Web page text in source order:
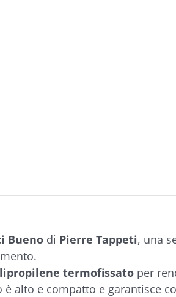
Buenodi Pierre Tappeti, una
termofissatoper
è alto e compatto e garantisce